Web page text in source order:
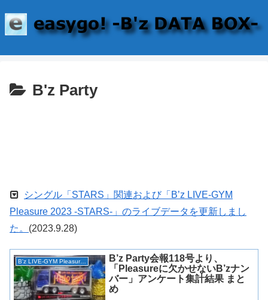
B'z Party
シングル「STARS」関連および「B’z LIVE-GYM
Pleasure 2023 -STARS-」のライブデータを更新しまし
た。 (2023.9.28)
B'z LIVE-GYM Pleasure 2018 -HINOTORI-
B’z Party会報118号より、
「Pleasureに欠かせないB’zナン
バー」アンケート集計結果 まと
め